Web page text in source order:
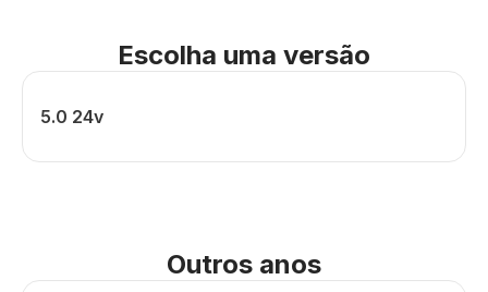
Escolha uma versão
5.0 24v
Outros anos